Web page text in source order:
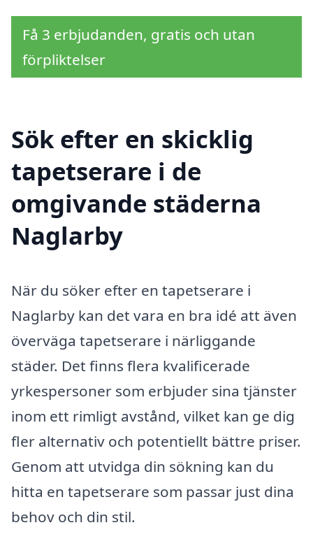
Få 3 erbjudanden, gratis och utan
förpliktelser
Sök efter en skicklig
tapetserare i de
omgivande städerna
Naglarby
När du söker efter en tapetserare i
Naglarby kan det vara en bra idé att även
överväga tapetserare i närliggande
städer. Det finns flera kvalificerade
yrkespersoner som erbjuder sina tjänster
inom ett rimligt avstånd, vilket kan ge dig
fler alternativ och potentiellt bättre priser.
Genom att utvidga din sökning kan du
hitta en tapetserare som passar just dina
behov och din stil.